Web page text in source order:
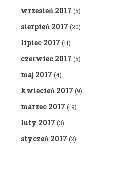
wrzesień 2017 (5)
sierpień 2017 (20)
lipiec 2017 (11)
czerwiec 2017 (5)
maj 2017 (4)
kwiecień 2017 (9)
marzec 2017 (19)
luty 2017 (3)
styczeń 2017 (2)